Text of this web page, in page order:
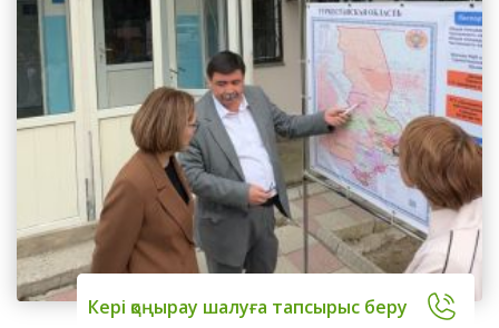
Кері қоңырау шалуға тапсырыс беру